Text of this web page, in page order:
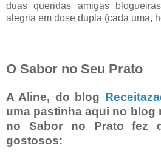
duas queridas amigas
alegria em dose dupla (cada uma,
O Sabor no Seu Prato
A Aline, do blog
uma pastinha aqui no blog
no Sabor no Prato fez
gostosos: